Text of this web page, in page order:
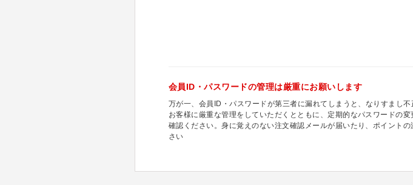
会員ID・パスワードの管理は厳重にお願いします
万が一、会員ID・パスワードが第三者に漏れてしまうと、なりすまし不
お客様に厳重な管理をしていただくとともに、定期的なパスワードの
確認ください。身に覚えのない注文確認メールが届いたり、ポイント
さい